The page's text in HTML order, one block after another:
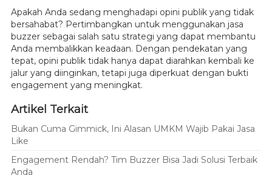
Apakah Anda sedang menghadapi opini publik yang tidak
bersahabat? Pertimbangkan untuk menggunakan jasa
buzzer sebagai salah satu strategi yang dapat membantu
Anda membalikkan keadaan. Dengan pendekatan yang
tepat, opini publik tidak hanya dapat diarahkan kembali ke
jalur yang diinginkan, tetapi juga diperkuat dengan bukti
engagement yang meningkat.
Artikel Terkait
Bukan Cuma Gimmick, Ini Alasan UMKM Wajib Pakai Jasa
Like
Engagement Rendah? Tim Buzzer Bisa Jadi Solusi Terbaik
Anda